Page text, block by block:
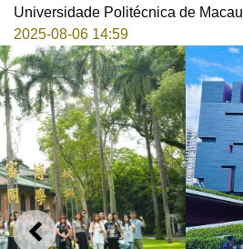
Universidade Politécnica de Macau
2025-08-06 14:59
ANTERIOR